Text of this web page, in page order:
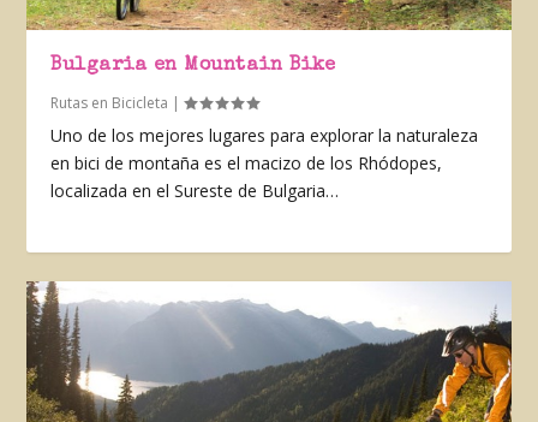
Bulgaria en Mountain Bike
Rutas en Bicicleta |
Uno de los mejores lugares para explorar la naturaleza
en bici de montaña es el macizo de los Rhódopes,
localizada en el Sureste de Bulgaria…